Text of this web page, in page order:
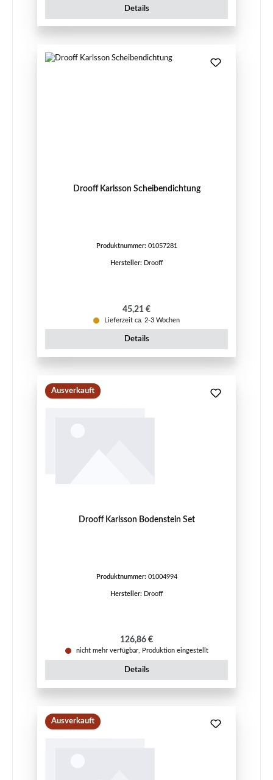
Details
Drooff Karlsson Scheibendichtung
Produktnummer: 01057281
Hersteller: Drooff
Regulärer Preis:
45,21 €
Lieferzeit ca. 2-3 Wochen
Details
Ausverkauft
Drooff Karlsson Bodenstein Set
Produktnummer: 01004994
Hersteller: Drooff
Regulärer Preis:
126,86 €
nicht mehr verfügbar, Produktion eingestellt
Details
Ausverkauft